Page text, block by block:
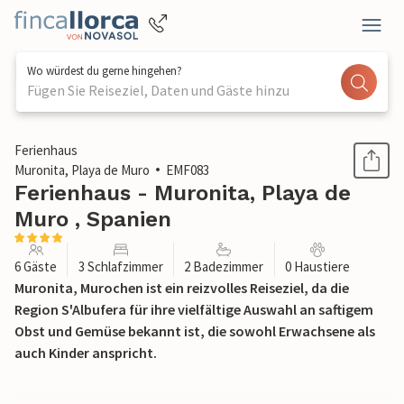
Wo würdest du gerne hingehen?
Fügen Sie Reiseziel, Daten und Gäste hinzu
1 / 37
Ferienhaus
Muronita, Playa de Muro
EMF083
Ferienhaus - Muronita, Playa de
Muro , Spanien
6 Gäste 3 Schlafzimmer 2 Badezimmer 0 Haustiere
Muronita, Murochen ist ein reizvolles Reiseziel, da die
Region S'Albufera für ihre vielfältige Auswahl an saftigem
Obst und Gemüse bekannt ist, die sowohl Erwachsene als
auch Kinder anspricht.